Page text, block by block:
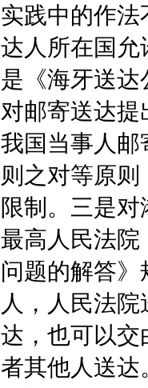
实践中的作
达人所在国允
是《海牙送
对邮寄送达
我国当事人邮
则之对等原
限制。三是对
最高人民法院
问题的解答
人，人民法
达，也可以交
者其他人送达